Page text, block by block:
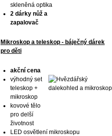
skleněná optika
2 dárky nůž a
zapalovač
Mikroskop a teleskop - báječný dárek
pro děti
akční cena
výhodný set
teleskop +
mikroskop
kovové tělo
pro delší
životnost
LED osvětlení mikroskopu